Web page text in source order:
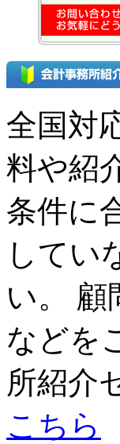
全国対
料や紹
条件に
してい
い。 顧
などを
所紹介
こちら